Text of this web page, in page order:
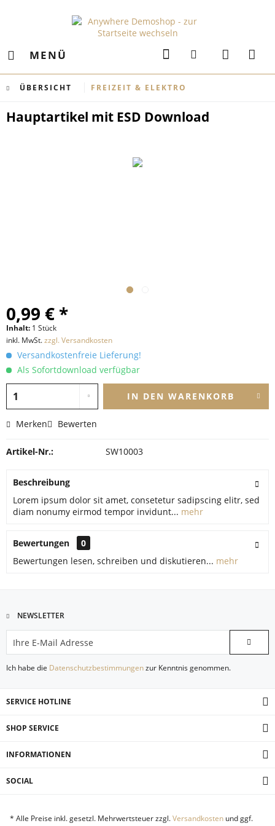
MENÜ
ÜBERSICHT FREIZEIT & ELEKTRO
Hauptartikel mit ESD Download
0,99 € *
Inhalt: 1 Stück
inkl. MwSt.zzgl. Versandkosten
Versandkostenfreie Lieferung!
Als Sofortdownload verfügbar
IN DEN WARENKORB
Merken Bewerten
Artikel-Nr.: SW10003
Beschreibung
Lorem ipsum dolor sit amet, consetetur sadipscing elitr, sed
diam nonumy eirmod tempor invidunt... mehr
Bewertungen
0
Bewertungen lesen, schreiben und diskutieren... mehr
NEWSLETTER
Ich habe die Datenschutzbestimmungenzur Kenntnis genommen.
SERVICE HOTLINE
SHOP SERVICE
INFORMATIONEN
SOCIAL
* Alle Preise inkl. gesetzl. Mehrwertsteuer zzgl.Versandkosten und ggf.